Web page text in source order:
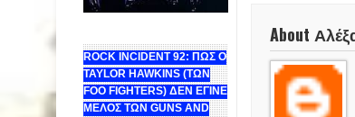
ROCK INCIDENT 92: ΠΩΣ Ο
TAYLOR HAWKINS (ΤΩΝ
FOO FIGHTERS) ΔΕΝ ΕΓΙΝΕ
ΜΕΛΟΣ ΤΩΝ GUNS AND
About